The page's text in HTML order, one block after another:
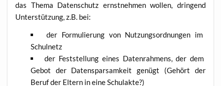
das The­ma Daten­schutz ernst­neh­men wol­len, drin­gend
Unter­stüt­zung, z.B. bei:
der For­mu­lie­rung von Nut­zungs­ord­nun­gen im
Schulnetz
der Fest­stel­lung eines Daten­rah­mens, der dem
Gebot der Daten­spar­sam­keit genügt (Gehört der
Beruf der Eltern in eine Schulakte?)